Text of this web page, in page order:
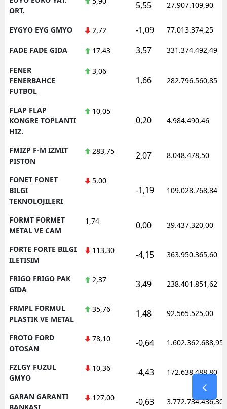
ORT.
5,55 27.907.109,90
EYGYO EYG GMYO 2,72 -1,09 77.013.374,25
FADE FADE GIDA 17,43 3,57 331.374.492,49
FENER
FENERBAHCE
FUTBOL
3,06
1,66 282.796.560,85
FLAP FLAP
KONGRE TOPLANTI
HIZ.
10,05
0,20 4.984.490,46
FMIZP F-M IZMIT
PISTON
283,75 2,07 8.048.478,50
FONET FONET
BILGI
TEKNOLOJILERI
5,00
-1,19 109.028.768,84
FORMT FORMET
METAL VE CAM
1,74 0,00 39.437.320,00
FORTE FORTE BILGI
ILETISIM
113,30 -4,15 363.950.365,60
FRIGO FRIGO PAK
GIDA
2,37 3,49 238.401.851,62
FRMPL FORMUL
PLASTIK VE METAL
35,76 1,48 92.565.525,00
FROTO FORD
OTOSAN
78,10 -0,64 1.602.362.688,95
FZLGY FUZUL
GMYO
10,36 -4,43 172.638.488,80
GARAN GARANTI
BANKASI
127,00 -0,63 3.772.734.436,30